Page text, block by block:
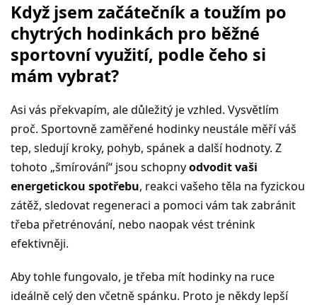
Když jsem začátečník a toužím po
chytrých hodinkách pro běžné
sportovní využití, podle čeho si
mám vybrat?
Asi vás překvapím, ale důležitý je vzhled. Vysvětlím
proč. Sportovně zaměřené hodinky neustále měří váš
tep, sledují kroky, pohyb, spánek a další hodnoty. Z
tohoto „šmírování“ jsou schopnyodvodit vaši
energetickou spotřebu, reakci vašeho těla na fyzickou
zátěž, sledovat regeneraci a pomoci vám tak zabránit
třeba přetrénování, nebo naopak vést trénink
efektivněji.
Aby tohle fungovalo, je třeba mít hodinky na ruce
ideálně celý den včetně spánku. Proto je někdy lepší